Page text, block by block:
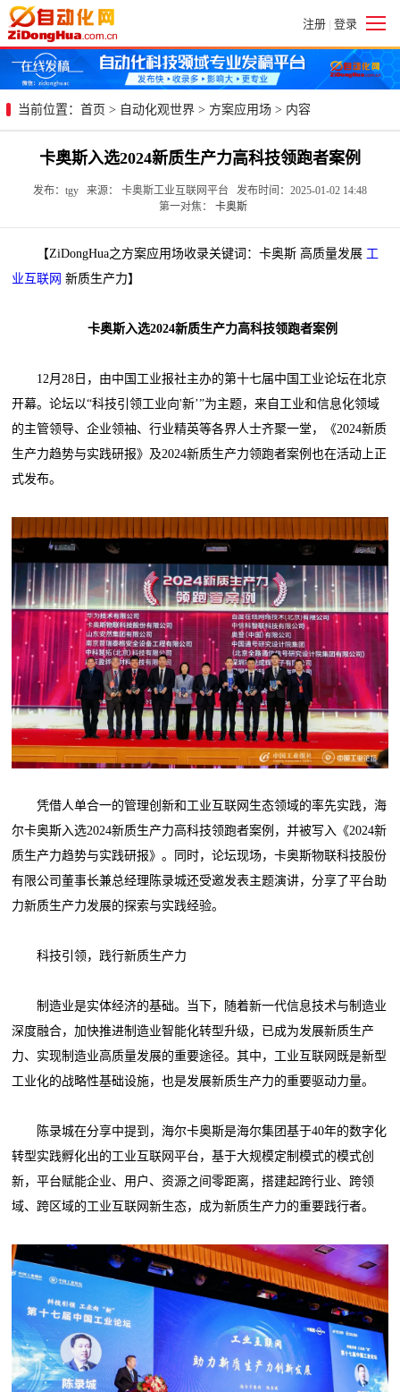
注册 | 登录
当前位置： 首页 > 自动化观世界 > 方案应用场 > 内容
卡奥斯入选2024新质生产力高科技领跑者案例
发布：tgy 来源： 卡奥斯工业互联网平台 发布时间：2025-01-02 14:48
第一对焦： 卡奥斯
【ZiDongHua之方案应用场收录关键词：卡奥斯 高质量发展 工
业互联网 新质生产力】
卡奥斯入选2024新质生产力高科技领跑者案例
12月28日，由中国工业报社主办的第十七届中国工业论坛在北京
开幕。论坛以“科技引领工业向'新’”为主题，来自工业和信息化领域
的主管领导、企业领袖、行业精英等各界人士齐聚一堂，《2024新质
生产力趋势与实践研报》及2024新质生产力领跑者案例也在活动上正
式发布。
凭借人单合一的管理创新和工业互联网生态领域的率先实践，海
尔卡奥斯入选2024新质生产力高科技领跑者案例，并被写入《2024新
质生产力趋势与实践研报》。同时，论坛现场，卡奥斯物联科技股份
有限公司董事长兼总经理陈录城还受邀发表主题演讲，分享了平台助
力新质生产力发展的探索与实践经验。
科技引领，践行新质生产力
制造业是实体经济的基础。当下，随着新一代信息技术与制造业
深度融合，加快推进制造业智能化转型升级，已成为发展新质生产
力、实现制造业高质量发展的重要途径。其中，工业互联网既是新型
工业化的战略性基础设施，也是发展新质生产力的重要驱动力量。
陈录城在分享中提到，海尔卡奥斯是海尔集团基于40年的数字化
转型实践孵化出的工业互联网平台，基于大规模定制模式的模式创
新，平台赋能企业、用户、资源之间零距离，搭建起跨行业、跨领
域、跨区域的工业互联网新生态，成为新质生产力的重要践行者。